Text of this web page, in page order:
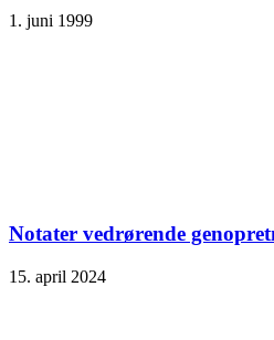
1. juni 1999
Notater vedrørende
15. april 2024